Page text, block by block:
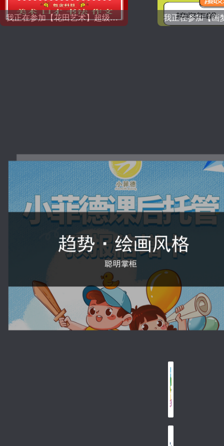
我正在参加【花田艺术】超级抢课节！299元组团秒杀32课时！还有惊喜红包！还不快抢！